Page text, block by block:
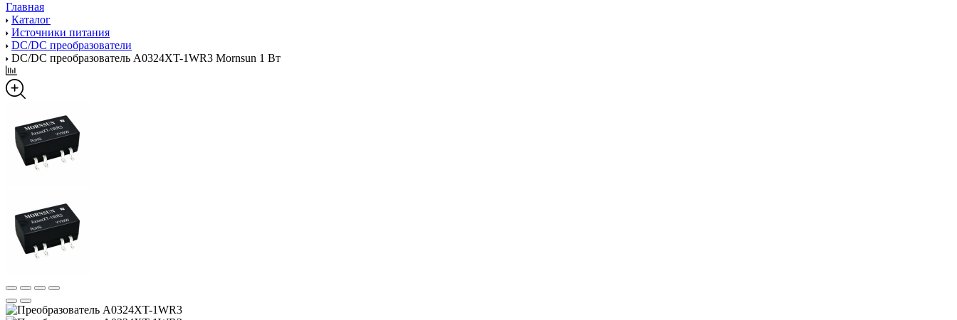
Главная
Каталог
Источники питания
DC/DC преобразователи
DC/DC преобразователь A0324XT-1WR3 Mornsun 1 Вт